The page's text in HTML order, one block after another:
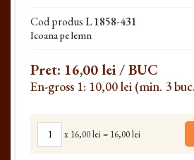
Cod produsL 1858-431
Icoana pe lemn
Pret: 16,00 lei/ BUC
En-gross 1: 10,00 lei (min. 3
x 16,00 lei= 16,00 lei